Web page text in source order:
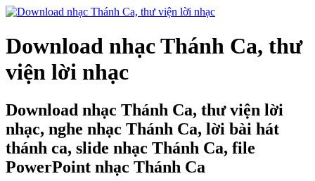
Download nhạc Thánh Ca, thư
viện lời nhạc
Download nhạc Thánh Ca, thư viện lời
nhạc, nghe nhạc Thánh Ca, lời bài hát
thánh ca, slide nhạc Thánh Ca, file
PowerPoint nhạc Thánh Ca